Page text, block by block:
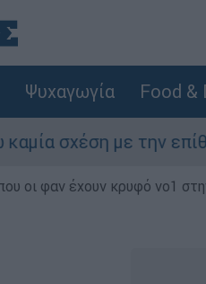
Ψυχαγωγία Food &
με την επίθεση»
οι φαν έχουν κρυφό νο1